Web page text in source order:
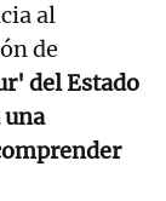
al
de
del Estado
una